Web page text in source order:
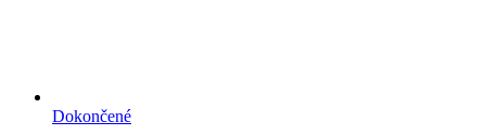
Dokončené